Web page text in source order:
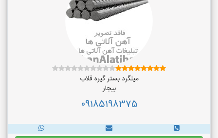
میلگرد بستر گیره قلاب
بیجار
09185198375